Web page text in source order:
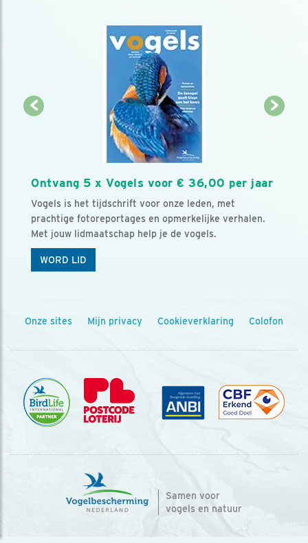
Ontvang 5 x Vogels voor € 36,00 per jaar
Vogels is het tijdschrift voor onze leden, met
prachtige fotoreportages en opmerkelijke verhalen.
Met jouw lidmaatschap help je de vogels.
WORD LID
Onze sites Mijn privacy Cookieverklaring Colofon
Samen voor
vogels en natuur